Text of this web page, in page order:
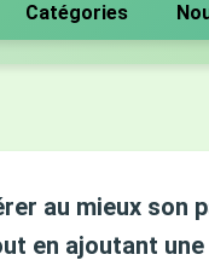
Catégories
au mieux son
en ajoutant